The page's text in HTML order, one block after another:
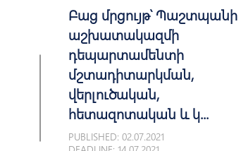
Բաց մրցույթ՝ Պաշտպանի
աշխատակազմի
դեպարտամենտի
մշտադիտարկման,
վերլուծական,
հետազոտական և կ...
PUBLISHED: 02.07.2021